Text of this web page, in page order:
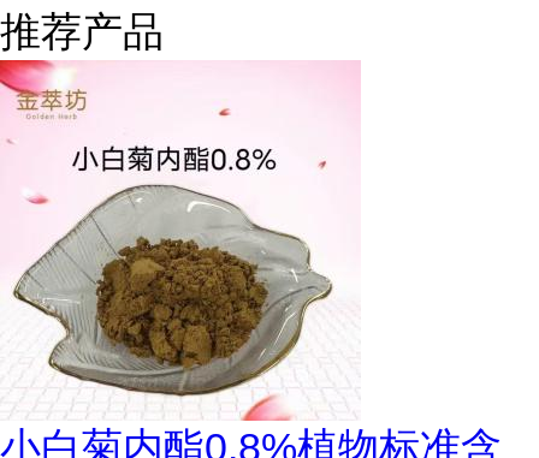
推荐产品
小白菊内酯0.8%植物标准含